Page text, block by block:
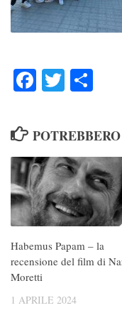
FacebookTwitter
Habemus Papam – la
recensione del film di
Moretti
1 APRILE 2024